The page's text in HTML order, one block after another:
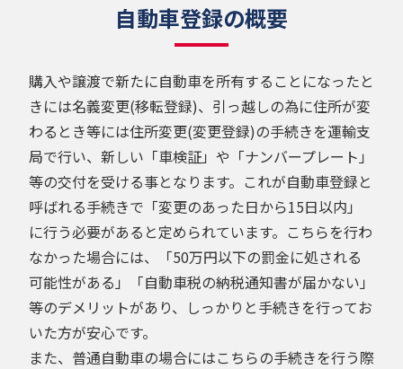
自動車登録の概要
購入や譲渡で新たに自動車を所有することになったと
きには名義変更(移転登録)、引っ越しの為に住所が変
わるとき等には住所変更(変更登録)の手続きを運輸支
局で行い、新しい「車検証」や「ナンバープレート」
等の交付を受ける事となります。これが自動車登録と
呼ばれる手続きで「変更のあった日から15日以内」
に行う必要があると定められています。こちらを行わ
なかった場合には、「50万円以下の罰金に処される
可能性がある」「自動車税の納税通知書が届かない」
等のデメリットがあり、しっかりと手続きを行ってお
いた方が安心です。
また、普通自動車の場合にはこちらの手続きを行う際